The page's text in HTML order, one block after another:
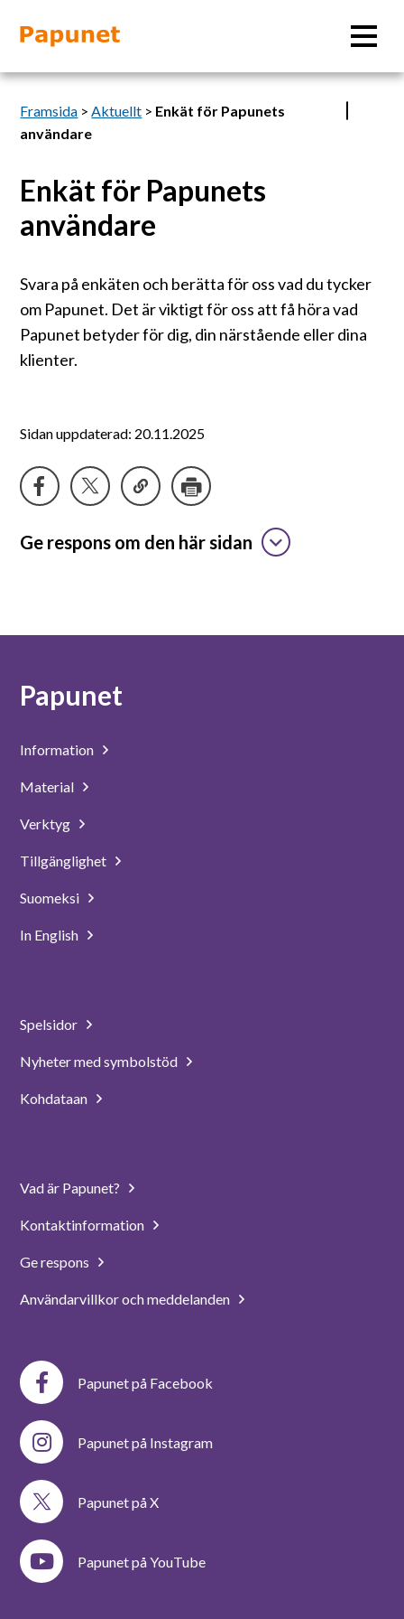
Information
Material
Bildverktyg
Tillgänglighet
In English
Framsida >Aktuellt > Enkät för Papunets
användare
Enkät för Papunets
användare
Svara på enkäten och berätta för oss vad du tycker
om Papunet. Det är viktigt för oss att få höra vad
Papunet betyder för dig, din närstående eller dina
klienter.
Sidan uppdaterad: 20.11.2025
Ge respons om den här sidan
Papunet
Information
Material
Verktyg
Tillgänglighet
Suomeksi
In English
Spelsidor
Nyheter med symbolstöd
Kohdataan
Vad är Papunet?
Kontaktinformation
Ge respons
Användarvillkor och meddelanden
Papunet på Facebook
Papunet på Instagram
Papunet på X
Papunet på YouTube